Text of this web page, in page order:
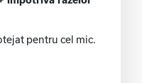
pentru cel mic.